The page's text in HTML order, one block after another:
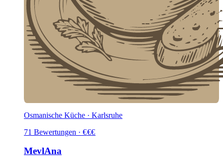
Osmanische Küche · Karlsruhe
71 Bewertungen · €€€
MevlAna